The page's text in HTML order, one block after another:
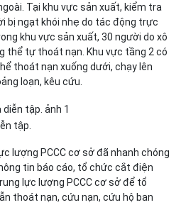
Tại khu vực sản xuất, kiểm tra
bị ngạt khói nhẹ do tác động trực
khu vực sản xuất, 30 người do xô
thể tự thoát nạn. Khu vực tầng 2 có
thoát nạn xuống dưới, chạy lên
loạn, kêu cứu.
tập.
lượng PCCC cơ sở đã nhanh chóng
tin báo cáo, tổ chức cắt điện
lực lượng PCCC cơ sở để tổ
thoát nạn, cứu nạn, cứu hộ ban